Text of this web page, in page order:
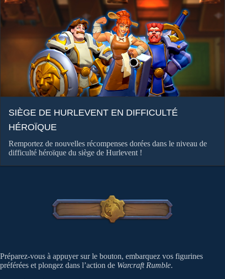
SIÈGE DE HURLEVENT EN DIFFICULTÉ
HÉROÏQUE
Remportez de nouvelles récompenses dorées dans le niveau de
difficulté héroïque du siège de Hurlevent !
Préparez-vous à appuyer sur le bouton, embarquez vos figurines
préférées et plongez dans l’action de Warcraft Rumble.